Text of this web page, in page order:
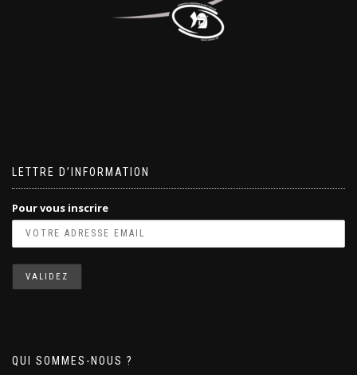
LETTRE D’INFORMATION
Pour vous inscrire
QUI SOMMES-NOUS ?